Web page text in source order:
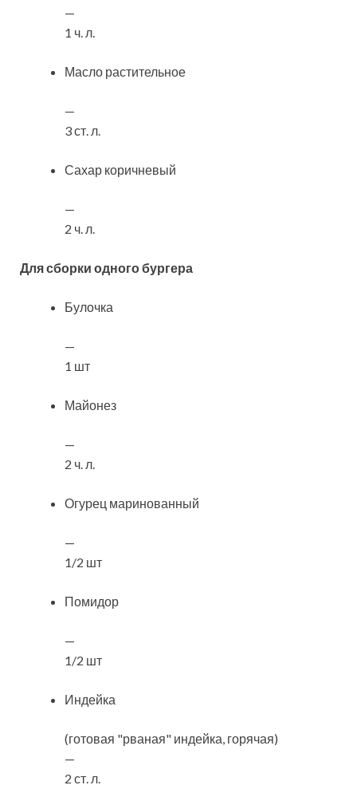
—
1 ч. л.
Масло растительное
—
3 ст. л.
Сахар коричневый
—
2 ч. л.
Для сборки одного бургера
Булочка
—
1 шт
Майонез
—
2 ч. л.
Огурец маринованный
—
1/2 шт
Помидор
—
1/2 шт
Индейка
(готовая "рваная" индейка, горячая)
—
2 ст. л.